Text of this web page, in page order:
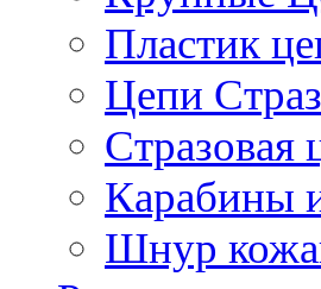
Пластик
Цепи
Стразовая
Карабины
Шнур